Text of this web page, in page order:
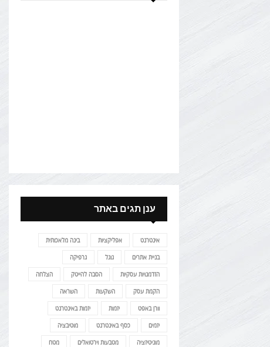
ענן תגים באתר
אינטרנט אפליקציות בינה מלאכותית
בניית אתרים גוגל גרפיקה
הזדמנויות עסקיות הסבה להייטק הצלחה
הקמת עסק השקעות השראה
וורן באפט יזמות יזמות באינטרנט
יזמים כסף באינטרנט מוטיבציה
מוניטיזציה מטבעות וירטואלים מטח